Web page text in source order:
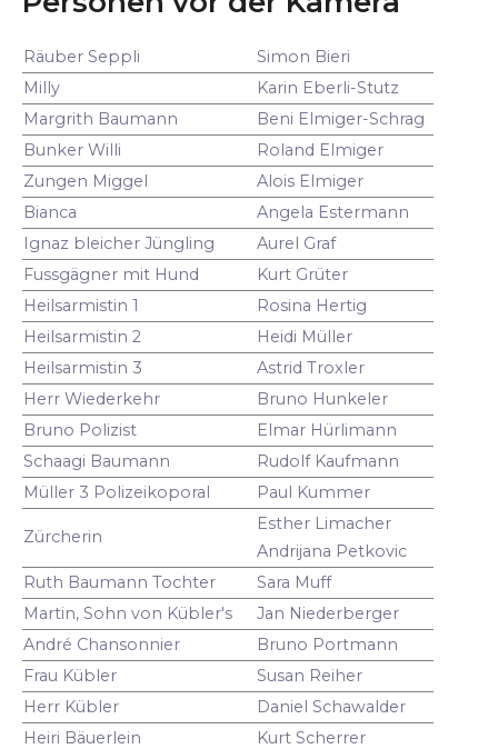
Räuber Seppli
Simon Bieri
Milly
Karin Eberli-Stutz
Margrith Baumann
Beni Elmiger-Schrag
Bunker Willi
Roland Elmiger
Zungen Miggel
Alois Elmiger
Bianca
Angela Estermann
Ignaz bleicher Jüngling
Aurel Graf
Fussgägner mit Hund
Kurt Grüter
Heilsarmistin 1
Rosina Hertig
Heilsarmistin 2
Heidi Müller
Heilsarmistin 3
Astrid Troxler
Herr Wiederkehr
Bruno Hunkeler
Bruno Polizist
Elmar Hürlimann
Schaagi Baumann
Rudolf Kaufmann
Müller 3 Polizeikoporal
Paul Kummer
Zürcherin
Esther Limacher
Andrijana Petkovic
Ruth Baumann Tochter
Sara Muff
Martin, Sohn von Kübler's
Jan Niederberger
André Chansonnier
Bruno Portmann
Frau Kübler
Susan Reiher
Herr Kübler
Daniel Schawalder
Heiri Bäuerlein
Kurt Scherrer